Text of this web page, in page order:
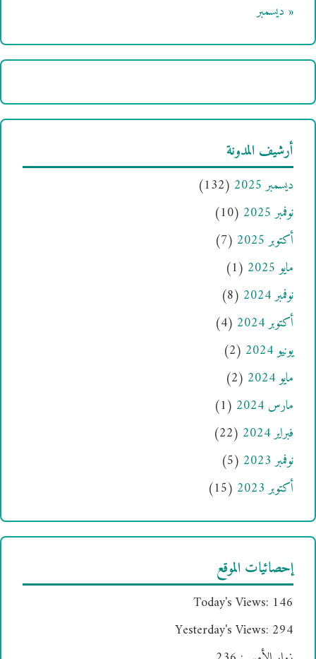
« ديسمبر
أرشيف المدونة
ديسمبر 2025
(132)
نوفمبر 2025
(10)
أكتوبر 2025
(7)
مايو 2025
(1)
نوفمبر 2024
(8)
أكتوبر 2024
(4)
يونيو 2024
(2)
مايو 2024
(2)
مارس 2024
(1)
فبراير 2024
(22)
نوفمبر 2023
(5)
أكتوبر 2023
(15)
إحصائيات الموقع
Today's Views: 146
Yesterday's Views: 294